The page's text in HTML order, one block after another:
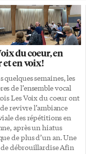
chanson populaire
vocal se consacre à
de la chanson
issue du monde
avec quelques
(environ 20% des
dans le répertoire
ou britannique. Le
navigue dans
décennies et styles,
20% de chansons
récentes. Le
spectacle «explorera
du coeur, en
en voix!
quelques semaines, les
de l’ensemble vocal
Les Voix du coeur ont
revivre l’ambiance
des répétitions en
après un hiatus
de plus d’un an. Une
de débrouillardise Afin